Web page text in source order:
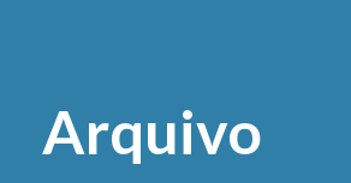
Arquivo